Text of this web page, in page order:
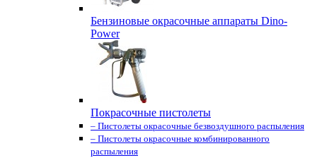
Бензиновые окрасочные аппараты Dino-
Power
Покрасочные пистолеты
– Пистолеты окрасочные безвоздушного распыления
– Пистолеты окрасочные комбинированного
распыления